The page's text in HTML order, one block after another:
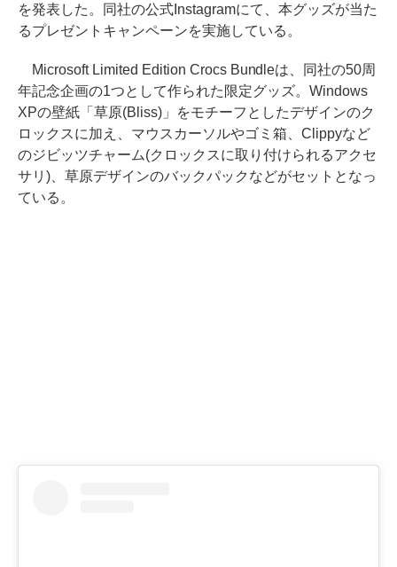
を発表した。同社の公式Instagramにて、本グッズが当た
るプレゼントキャンペーンを実施している。
Microsoft Limited Edition Crocs Bundleは、同社の50周
年記念企画の1つとして作られた限定グッズ。Windows
XPの壁紙「草原(Bliss)」をモチーフとしたデザインのク
ロックスに加え、マウスカーソルやゴミ箱、Clippyなど
のジビッツチャーム(クロックスに取り付けられるアクセ
サリ)、草原デザインのバックパックなどがセットとなっ
ている。